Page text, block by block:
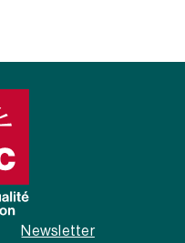
Newsletter